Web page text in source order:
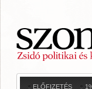
ELŐFIZETÉS